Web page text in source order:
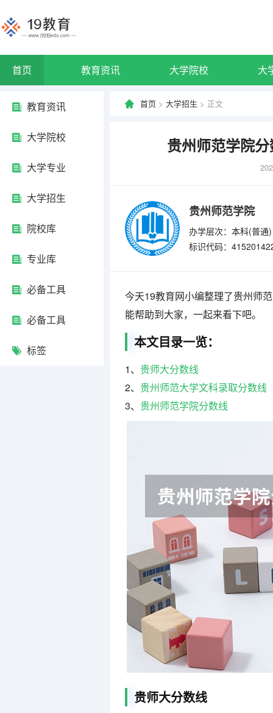
首页 教育资讯 大学院校 大
教育资讯
大学院校
大学专业
大学招生
院校库
专业库
必备工具
必备工具
标签
首页 > 大学招生 > 正文
贵州师范学院
贵州师范学院
办学层次：本科(普通)
标识代码：
今天19教育网小编整理了贵州师
能帮助到大家，一起来看下吧。
本文目录一览：
1、 贵师大分数线
2、 贵州师范大学文科录取分数线
3、 贵州师范学院分数线
贵师大分数线